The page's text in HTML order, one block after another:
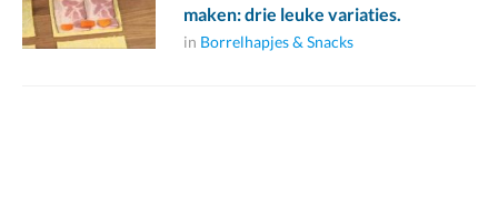
maken: drie leuke variaties.
in Borrelhapjes & Snacks